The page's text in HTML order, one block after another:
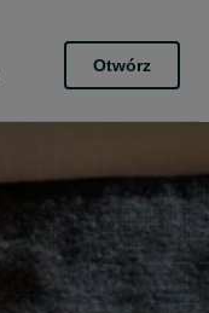
Otwórz